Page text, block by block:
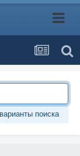
поиска